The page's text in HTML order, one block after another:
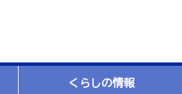
くらしの情報